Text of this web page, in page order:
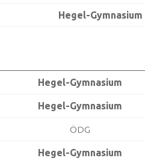
Hegel-Gymnasium
Hegel-Gymnasium
Hegel-Gymnasium
ÖDG
Hegel-Gymnasium